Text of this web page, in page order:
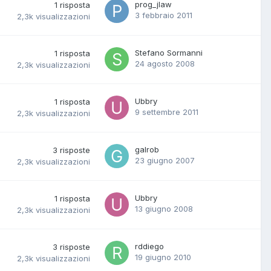
1 risposta
2,3k visualizzazioni
prog_jlaw
3 febbraio 2011
1 risposta
2,3k visualizzazioni
Stefano Sormanni
24 agosto 2008
1 risposta
2,3k visualizzazioni
Ubbry
9 settembre 2011
3 risposte
2,3k visualizzazioni
galrob
23 giugno 2007
1 risposta
2,3k visualizzazioni
Ubbry
13 giugno 2008
3 risposte
2,3k visualizzazioni
rddiego
19 giugno 2010